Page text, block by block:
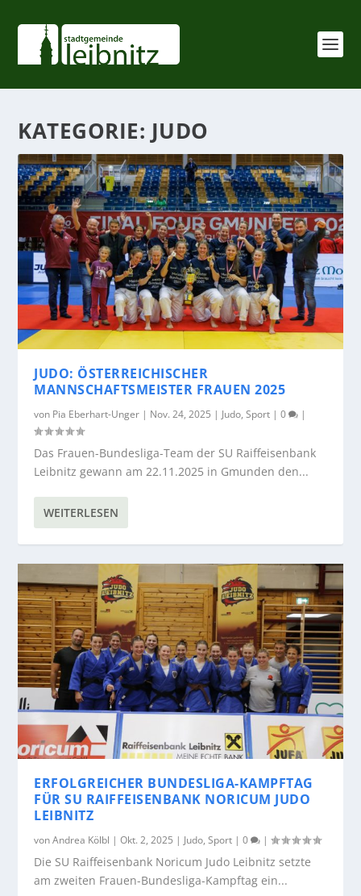
KATEGORIE: JUDO
JUDO: ÖSTERREICHISCHER
MANNSCHAFTSMEISTER FRAUEN 2025
von Pia Eberhart-Unger | Nov. 24, 2025 | Judo,Sport |0 |
Das Frauen-Bundesliga-Team der SU Raiffeisenbank
Leibnitz gewann am 22.11.2025 in Gmunden den...
WEITERLESEN
ERFOLGREICHER BUNDESLIGA-KAMPFTAG
FÜR SU RAIFFEISENBANK NORICUM JUDO
LEIBNITZ
vonAndrea Kölbl |Okt. 2, 2025 | Judo,Sport |0 |
Die SU Raiffeisenbank Noricum Judo Leibnitz setzte
am zweiten Frauen-Bundesliga-Kampftag ein...